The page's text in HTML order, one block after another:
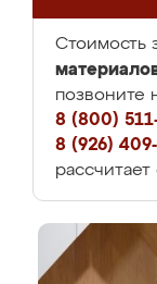
Стоимость
позвоните
8 (800)
8 (926)
рассчитает